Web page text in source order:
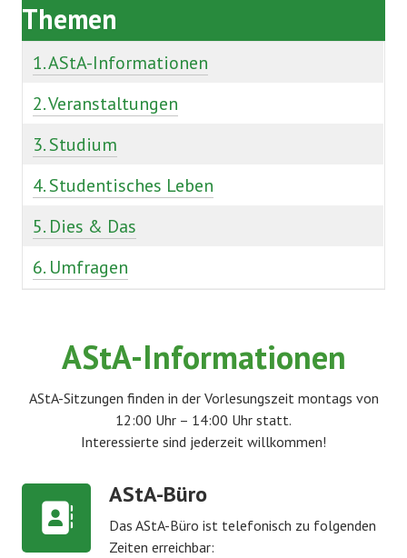
Themen
1. AStA-Informationen
2. Veranstaltungen
3. Studium
4. Studentisches Leben
5. Dies & Das
6. Umfragen
AStA-Informationen
AStA-Sitzungen finden in der Vorlesungszeit montags von
12:00 Uhr – 14:00 Uhr statt.
Interessierte sind jederzeit willkommen!
AStA-Büro
Das AStA-Büro ist telefonisch zu folgenden
Zeiten erreichbar: